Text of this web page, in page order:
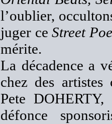
l’oublier,
juger ceStreet
mérite.
La décadence a
chez des
Pete
défonce